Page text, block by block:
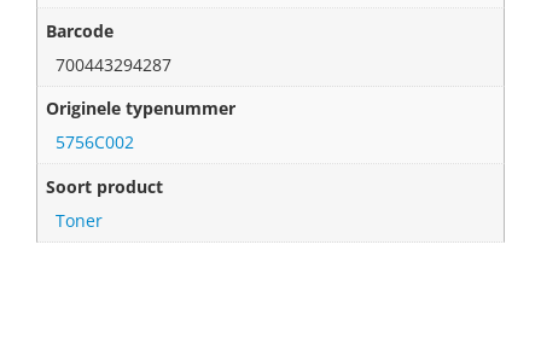
Barcode
700443294287
Originele typenummer
5756C002
Soort product
Toner